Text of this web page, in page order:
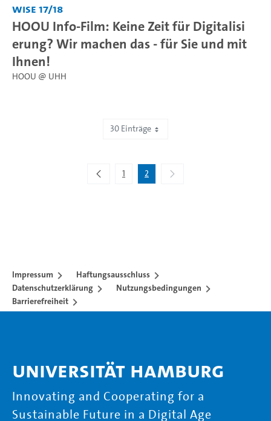
WiSe 17/18
HOOU Info-Film: Keine Zeit für Digitalisi
erung? Wir machen das - für Sie und mit
Ihnen!
HOOU @ UHH
30 Einträge
1 2
Impressum
Haftungsausschluss
Datenschutzerklärung
Nutzungsbedingungen
Barrierefreiheit
Universität Hamburg
Innovating and Cooperating for a
Sustainable Future in a Digital Age